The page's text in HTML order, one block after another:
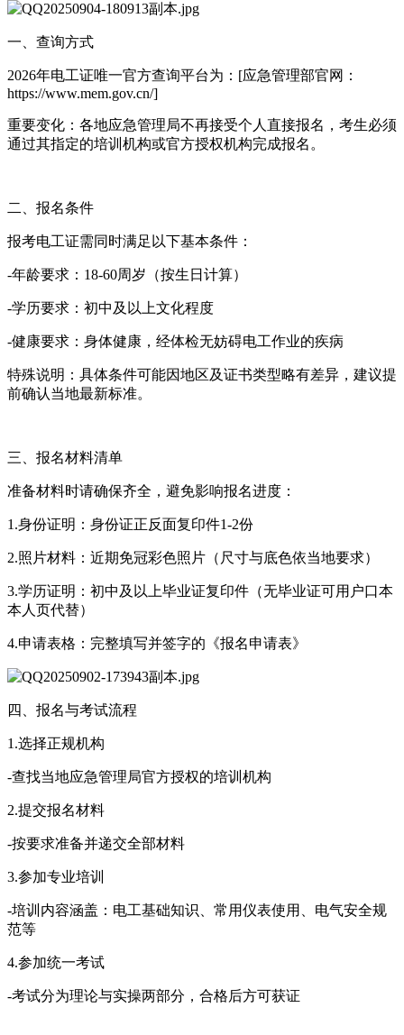
一、查询方式
2026年电工证唯一官方查询平台为：[应急管理部官网：
https://www.mem.gov.cn/]
重要变化：各地应急管理局不再接受个人直接报名，考生必须
通过其指定的培训机构或官方授权机构完成报名。
二、报名条件
报考电工证需同时满足以下基本条件：
-年龄要求：18-60周岁（按生日计算）
-学历要求：初中及以上文化程度
-健康要求：身体健康，经体检无妨碍电工作业的疾病
特殊说明：具体条件可能因地区及证书类型略有差异，建议提
前确认当地最新标准。
三、报名材料清单
准备材料时请确保齐全，避免影响报名进度：
1.身份证明：身份证正反面复印件1-2份
2.照片材料：近期免冠彩色照片（尺寸与底色依当地要求）
3.学历证明：初中及以上毕业证复印件（无毕业证可用户口本
本人页代替）
4.申请表格：完整填写并签字的《报名申请表》
四、报名与考试流程
1.选择正规机构
-查找当地应急管理局官方授权的培训机构
2.提交报名材料
-按要求准备并递交全部材料
3.参加专业培训
-培训内容涵盖：电工基础知识、常用仪表使用、电气安全规
范等
4.参加统一考试
-考试分为理论与实操两部分，合格后方可获证